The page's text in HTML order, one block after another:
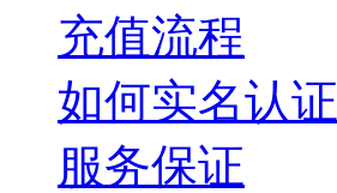
充值流程
如何实名认证
服务保证